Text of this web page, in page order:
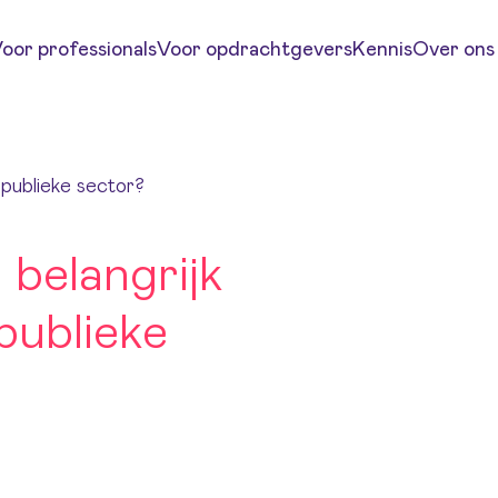
professionalsVoor opdrachtgeversKennisOver ons
sector?
belangrijk